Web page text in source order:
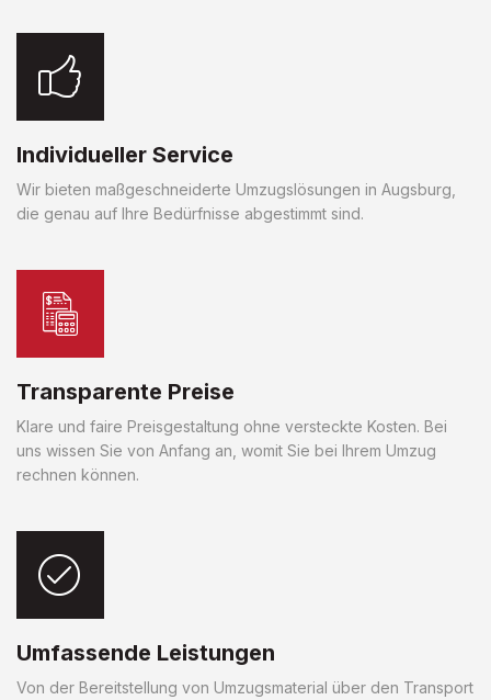
Individueller Service
Wir bieten maßgeschneiderte Umzugslösungen in Augsburg,
die genau auf Ihre Bedürfnisse abgestimmt sind.
Transparente Preise
Klare und faire Preisgestaltung ohne versteckte Kosten. Bei
uns wissen Sie von Anfang an, womit Sie bei Ihrem Umzug
rechnen können.
Umfassende Leistungen
Von der Bereitstellung von Umzugsmaterial über den Transport